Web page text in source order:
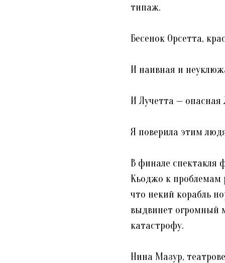
типаж.
Бесенок Орсетта,
И наивная и
И Лучетта — опасная
Я поверила этим
В финале спектакля
Кьоджо к проблемам
что некий корабль
выдвинет огромный
катастрофу.⠀
Нина Мазур,